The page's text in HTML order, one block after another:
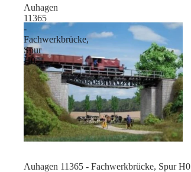
Auhagen
11365
-
Fachwerkbrücke,
Spur
H0
Sale
Auhagen 11365 - Fachwerkbrücke, Spur H0